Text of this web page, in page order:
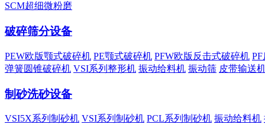
SCM超细微粉磨
破碎筛分设备
PEW欧版颚式破碎机 PE颚式破碎机 PFW欧版反击式破碎机
弹簧圆锥破碎机 VSI系列整形机 振动给料机 振动筛 皮带输送
制砂洗砂设备
VSI5X系列制砂机 VSI系列制砂机 PCL系列制砂机 振动给料机